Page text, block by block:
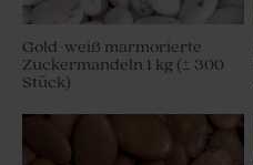
Gold-weiß marmorierte
Zuckermandeln 1 kg (± 300
Stück)